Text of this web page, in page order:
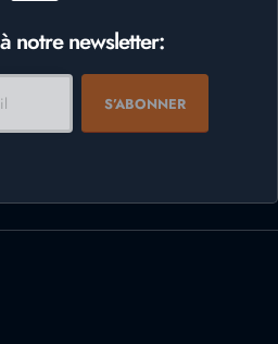
notre newsletter: